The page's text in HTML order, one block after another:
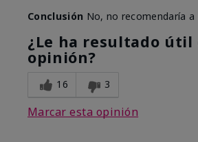
Conclusión No, no recomendaría a
¿Le ha resultado útil
opinión?
16 3
Marcar esta opinión